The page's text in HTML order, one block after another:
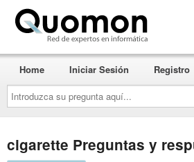
Introduzca
su
pregunta
aquí...
Home Iniciar Sesión Registro
cigarette Preguntas y